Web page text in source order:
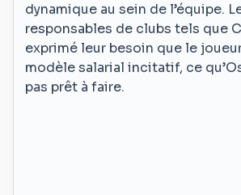
dynamique au sein de l’équipe.
responsables de clubs tels que
exprimé leur besoin que le
modèle salarial incitatif, ce
pas prêt à faire.